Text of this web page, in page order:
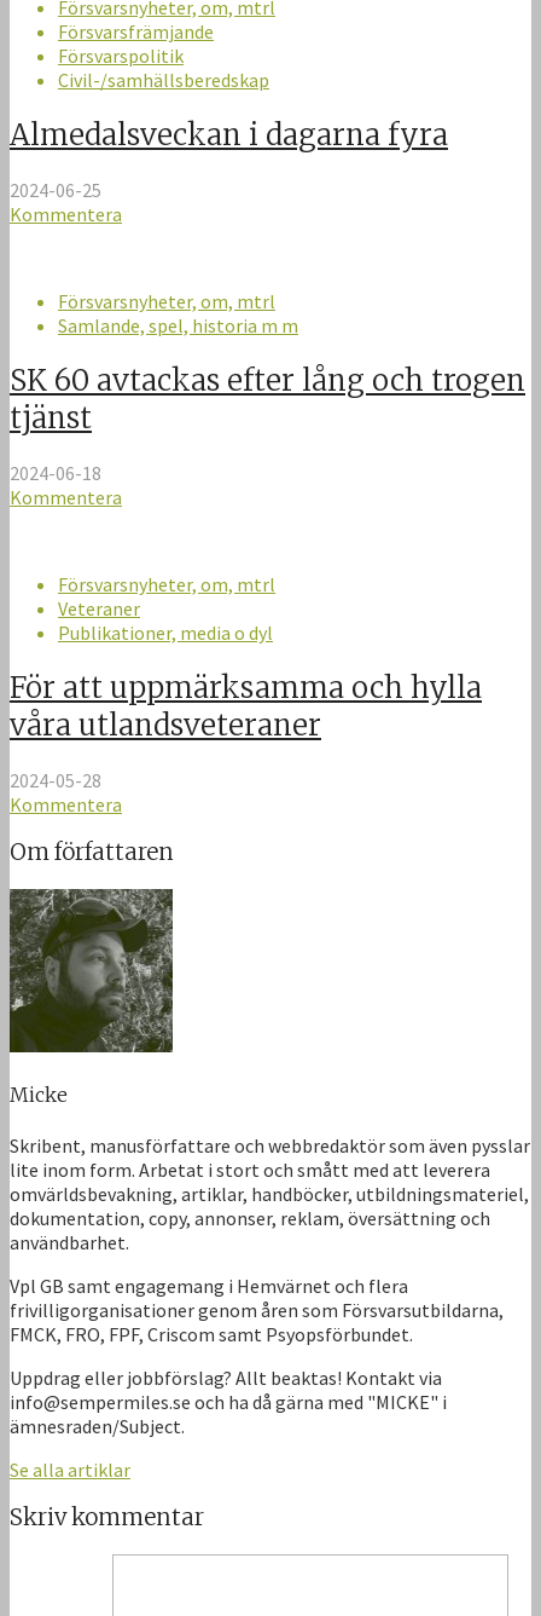
Försvarsnyheter, om, mtrl
Försvarsfrämjande
Försvarspolitik
Civil-/samhällsberedskap
Almedalsveckan i dagarna fyra
2024-06-25
Kommentera
Försvarsnyheter, om, mtrl
Samlande, spel, historia m m
SK 60 avtackas efter lång och trogen
tjänst
2024-06-18
Kommentera
Försvarsnyheter, om, mtrl
Veteraner
Publikationer, media o dyl
För att uppmärksamma och hylla
våra utlandsveteraner
2024-05-28
Kommentera
Om författaren
Micke
Skribent, manusförfattare och webbredaktör som även pysslar
lite inom form. Arbetat i stort och smått med att leverera
omvärldsbevakning, artiklar, handböcker, utbildningsmateriel,
dokumentation, copy, annonser, reklam, översättning och
användbarhet.
Vpl GB samt engagemang i Hemvärnet och flera
frivilligorganisationer genom åren som Försvarsutbildarna,
FMCK, FRO, FPF, Criscom samt Psyopsförbundet.
Uppdrag eller jobbförslag? Allt beaktas! Kontakt via
info@sempermiles.se och ha då gärna med "MICKE" i
ämnesraden/Subject.
Se alla artiklar
Skriv kommentar